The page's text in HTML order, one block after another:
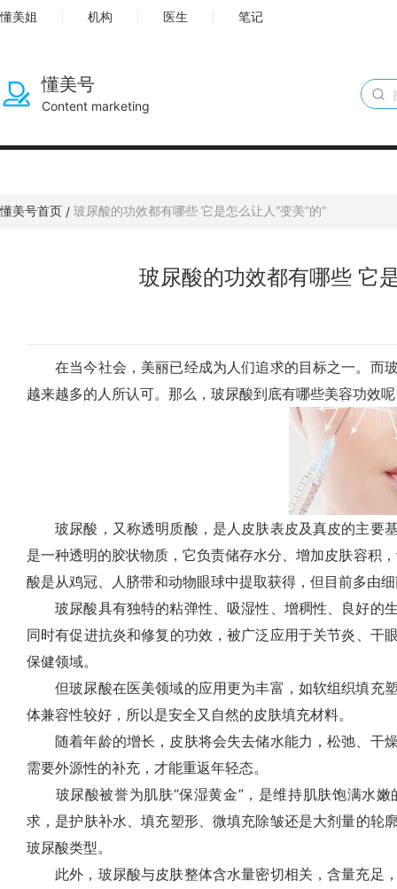
懂美姐 机构 医生 笔记
懂美号
Content marketing
懂美号首页 / 玻尿酸的功效都有哪些 它是怎么让人“变美”的”
玻尿酸的功效都有哪些 它
在当今社会，美丽已经成为人们追求的目标之一。而
越来越多的人所认可。那么，玻尿酸到底有哪些美容功效
玻尿酸，又称透明质酸，是人皮肤表皮及真皮的主要
是一种透明的胶状物质，它负责储存水分、增加皮肤容积
酸是从鸡冠、人脐带和动物眼球中提取获得，但目前多由
玻尿酸具有独特的粘弹性、吸湿性、增稠性、良好的
同时有促进抗炎和修复的功效，被广泛应用于关节炎、干
保健领域。
但玻尿酸在医美领域的应用更为丰富，如软组织填充
体兼容性较好，所以是安全又自然的皮肤填充材料。
随着年龄的增长，皮肤将会失去储水能力，松弛、干
需要外源性的补充，才能重返年轻态。
玻尿酸被誉为肌肤“保湿黄金”，是维持肌肤饱满水嫩
求，是护肤补水、填充塑形、微填充除皱还是大剂量的轮
玻尿酸类型。
此外，玻尿酸与皮肤整体含水量密切相关，含量充足